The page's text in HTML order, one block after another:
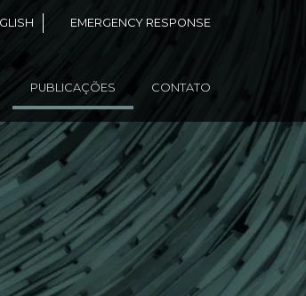
EMERGENCY RESPONSE
PUBLICAÇÕES CONTATO